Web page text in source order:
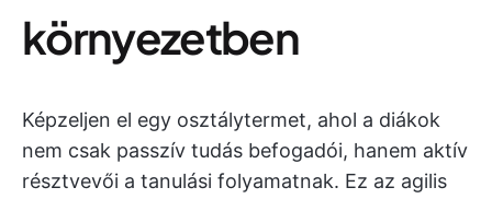
környezetben
Képzeljen el egy osztálytermet, ahol a diákok
nem csak passzív tudás befogadói, hanem aktív
résztvevői a tanulási folyamatnak. Ez az agilis